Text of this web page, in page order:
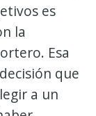
es
la
Esa
que
a un